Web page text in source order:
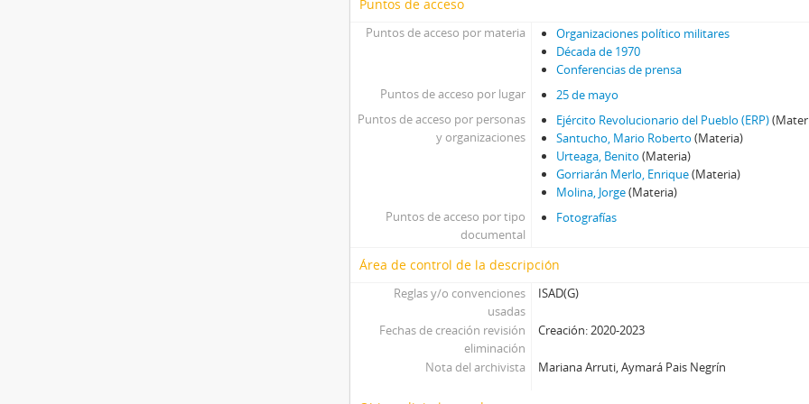
Puntos de acceso
Puntos de acceso por materia
Organizaciones político militares
Década de 1970
Conferencias de prensa
Puntos de acceso por lugar
25 de mayo
Puntos de acceso por personas
y organizaciones
Ejército Revolucionario del Pueblo (ERP)
Santucho, Mario Roberto (Materia)
Urteaga, Benito (Materia)
Gorriarán Merlo, Enrique(Materia)
Molina, Jorge(Materia)
Puntos de acceso por tipo
documental
Fotografías
Área de control de la descripción
Reglas y/o convenciones
usadas
ISAD(G)
Fechas de creación revisión
eliminación
Creación: 2020-2023
Nota del archivista Mariana Arruti, Aymará Pais Negrín